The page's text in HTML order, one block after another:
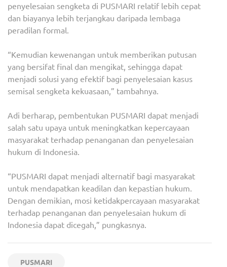
penyelesaian sengketa di PUSMARI relatif lebih cepat
dan biayanya lebih terjangkau daripada lembaga
peradilan formal.
“Kemudian kewenangan untuk memberikan putusan
yang bersifat final dan mengikat, sehingga dapat
menjadi solusi yang efektif bagi penyelesaian kasus
semisal sengketa kekuasaan,” tambahnya.
Adi berharap, pembentukan PUSMARI dapat menjadi
salah satu upaya untuk meningkatkan kepercayaan
masyarakat terhadap penanganan dan penyelesaian
hukum di Indonesia.
“PUSMARI dapat menjadi alternatif bagi masyarakat
untuk mendapatkan keadilan dan kepastian hukum.
Dengan demikian, mosi ketidakpercayaan masyarakat
terhadap penanganan dan penyelesaian hukum di
Indonesia dapat dicegah,” pungkasnya.
PUSMARI